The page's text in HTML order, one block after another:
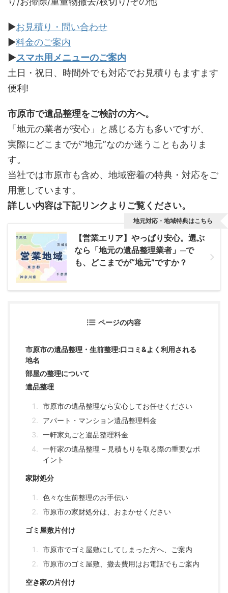
▶お見積り・問い合わせ
▶料金のご案内
▶スマホ用メニューのご案内
土日・祝日、時間外でも対応でお見積りもますます
便利!
市原市で遺品整理をご検討の方へ。
「地元の業者が安心」と感じる方も多いですが、
実際にどこまでが“地元”なのか迷うこともありま
す。
当社では市原市も含め、地域密着の特典・対応をご
用意しています。
詳しい内容は下記リンクよりご覧ください。
【営業エリア】やっぱり安心。選ぶ
なら「地元の遺品整理業者」─で
も、どこまでが“地元”ですか？
地元対応・地域特典はこちら
ページの内容
市原市の遺品整理・生前整理:口コミ&よく利用される
地名
部屋の整理について
遺品整理
市原市の遺品整理なら安心してお任せください
アパート・マンション遺品整理料金
一軒家丸ごと遺品整理料金
一軒家の遺品整理 – 見積もりを取る際の重要なポ
イント
家財処分
色々な生前整理のお手伝い
市原市の家財処分は、おまかせください
ゴミ屋敷片付け
市原市でゴミ屋敷にしてしまった方へ、ご案内
市原市のゴミ屋敷、撤去費用はお電話でもご案内
空き家の片付け